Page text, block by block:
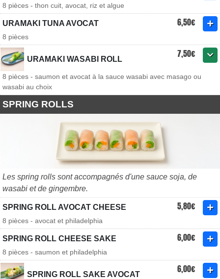
8 pièces - thon cuit, avocat, riz et algue
URAMAKI TUNA AVOCAT 6,50€
8 pièces
URAMAKI WASABI ROLL 7,50€
8 pièces - saumon et avocat à la sauce wasabi avec masago ou
wasabi au choix
SPRING ROLLS
Les spring rolls sont accompagnés d'une sauce soja, de
wasabi et de gingembre.
SPRING ROLL AVOCAT CHEESE 5,80€
8 pièces - avocat et philadelphia
SPRING ROLL CHEESE SAKE 6,00€
8 pièces - saumon et philadelphia
SPRING ROLL SAKE AVOCAT 6,00€